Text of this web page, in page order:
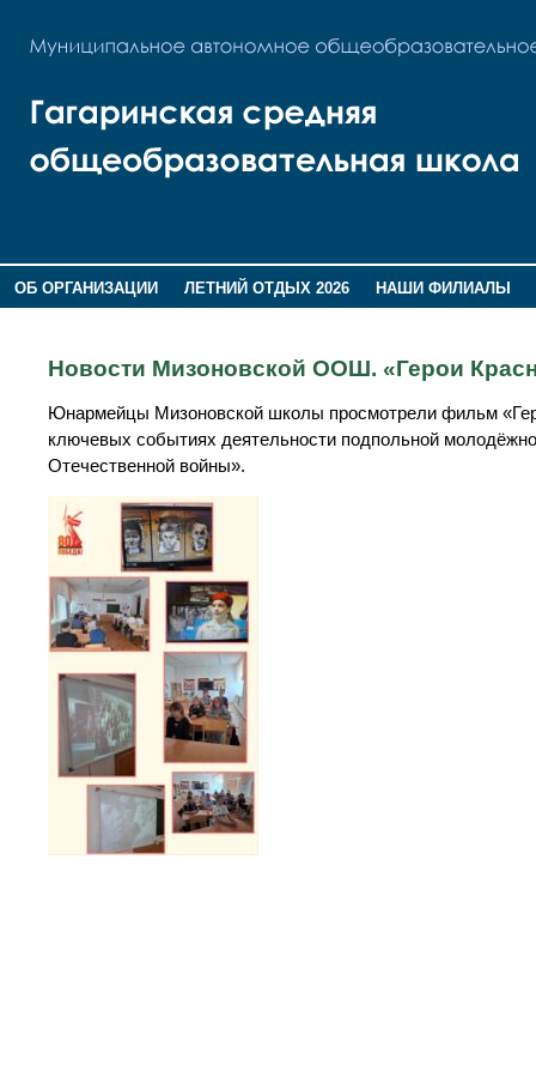
ОБ ОРГАНИЗАЦИИ ЛЕТНИЙ ОТДЫХ 2026
НАШИ ФИЛИАЛЫ
Новости Мизоновской ООШ. «Герои
Юнармейцы Мизоновской школы просмотрели фильм
ключевых событиях деятельности подпольной
Отечественной войны».